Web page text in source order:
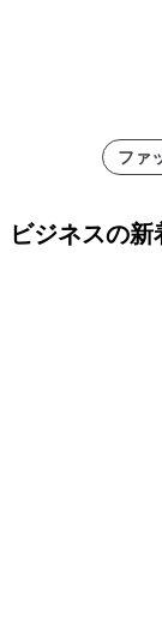
ファ
ビジネスの新